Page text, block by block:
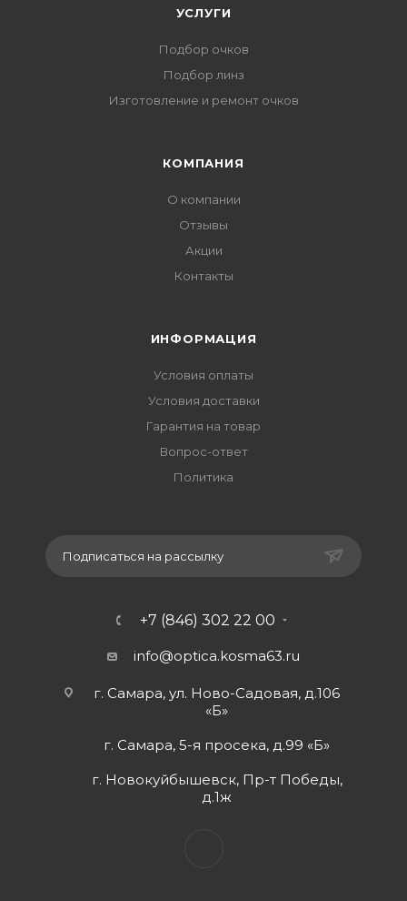
УСЛУГИ
Подбор очков
Подбор линз
Изготовление и ремонт очков
КОМПАНИЯ
О компании
Отзывы
Акции
Контакты
ИНФОРМАЦИЯ
Условия оплаты
Условия доставки
Гарантия на товар
Вопрос-ответ
Политика
Подписаться на рассылку
+7 (846) 302 22 00
info@optica.kosma63.ru
г. Самара, ул. Ново-Садовая, д.106
«Б»
г. Самара, 5-я просека, д.99 «Б»
г. Новокуйбышевск, Пр-т Победы,
д.1ж